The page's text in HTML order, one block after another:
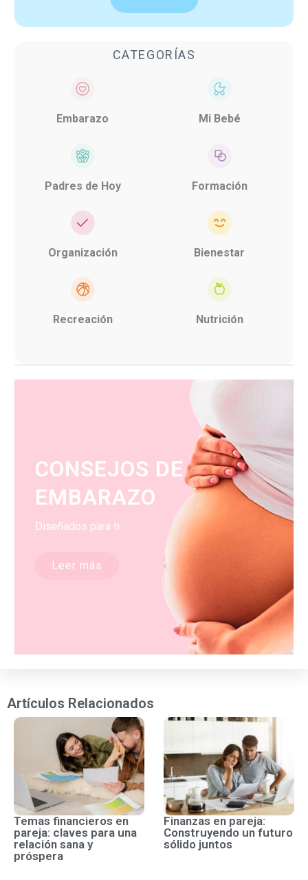
CATEGORÍAS
Embarazo Mi Bebé
Padres de Hoy Formación
Organización Bienestar
Recreación Nutrición
CONSEJOS DE
EMBARAZO
Diseñados para ti
Leer más
Artículos Relacionados
Temas financieros en
pareja: claves para una
relación sana y
próspera
Finanzas en pareja:
Construyendo un futuro
sólido juntos